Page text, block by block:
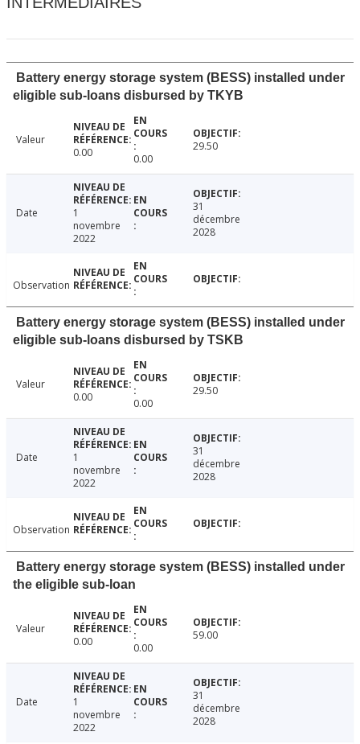
Battery energy storage system (BESS) installed under
eligible sub-loans disbursed by TKYB
Valeur
0.00
0.00
29.50
Date
1
novembre
2022
31
décembre
2028
Observation
Battery energy storage system (BESS) installed under
eligible sub-loans disbursed by TSKB
Valeur
0.00
0.00
29.50
Date
1
novembre
2022
31
décembre
2028
Observation
Battery energy storage system (BESS) installed under
the eligible sub-loan
Valeur
0.00
0.00
59.00
Date
1
novembre
2022
31
décembre
2028